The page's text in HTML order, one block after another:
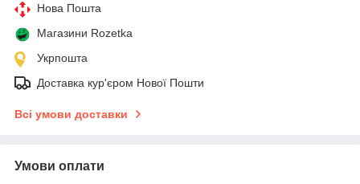
Нова Пошта
Магазини Rozetka
Укрпошта
Доставка кур'єром Нової Пошти
Всі умови доставки
Умови оплати